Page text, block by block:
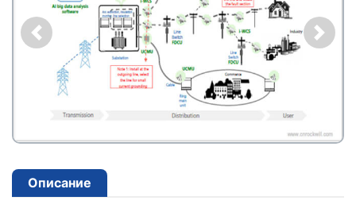
Описание